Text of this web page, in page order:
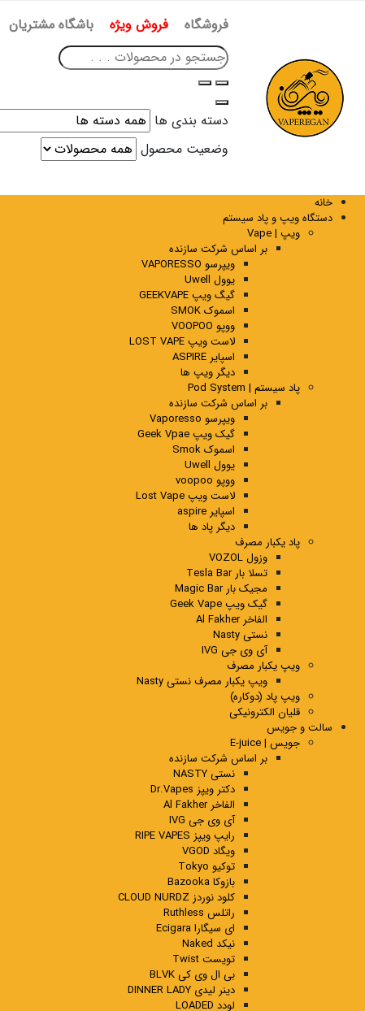
فروشگاه فروش ویژه باشگاه مشتریان
دسته بندی ها
وضعیت محصول
خانه
دستگاه ویپ و پاد سیستم
ویپ | Vape
بر اساس شرکت سازنده
ویپرسو VAPORESSO
یوول Uwell
گیگ ویپ GEEKVAPE
اسموک SMOK
ووپو VOOPOO
لاست ویپ LOST VAPE
اسپایر ASPIRE
دیگر ویپ ها
پاد سیستم | Pod System
بر اساس شرکت سازنده
ویپرسو Vaporesso
گیک ویپ Geek Vpae
اسموک Smok
یوول Uwell
ووپو voopoo
لاست ویپ Lost Vape
اسپایر aspire
دیگر پاد ها
پاد یکبار مصرف
وزول VOZOL
تسلا بار Tesla Bar
مجیک بار Magic Bar
گیک ویپ Geek Vape
الفاخر Al Fakher
نستی Nasty
آی وی جی IVG
ویپ یکبار مصرف
ویپ یکبار مصرف نستی Nasty
ویپ پاد (دوکاره)
قلیان الکترونیکی
سالت و جویس
جویس | E-juice
بر اساس شرکت سازنده
نستی NASTY
دکتر ویپز Dr.Vapes
الفاخر Al Fakher
آی وی جی IVG
رایپ ویپز RIPE VAPES
ویگاد VGOD
توکیو Tokyo
بازوکا Bazooka
کلود نوردز CLOUD NURDZ
راتلس Ruthless
ای سیگارا Ecigara
نیکد Naked
تویست Twist
بی ال وی کی BLVK
دینر لیدی DINNER LADY
لودد LOADED